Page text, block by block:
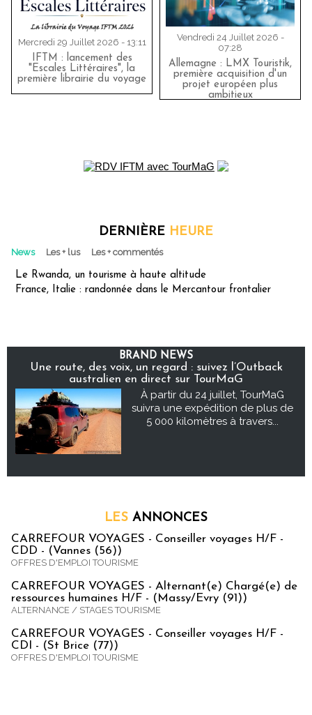
Mercredi 29 Juillet 2026 - 13:11
IFTM : lancement des
"Escales Littéraires", la
première librairie du voyage
Vendredi 24 Juillet 2026 -
07:28
Allemagne : LMX Touristik,
première acquisition d'un
projet européen plus
ambitieux
DERNIÈRE HEURE
News Les + lus Les + commentés
Le Rwanda, un tourisme à haute altitude
France, Italie : randonnée dans le Mercantour frontalier
BRAND NEWS
Une route, des voix, un regard : suivez l’Outback
australien en direct sur TourMaG
À partir du 24 juillet, TourMaG
suivra une expédition de plus de
5 000 kilomètres à travers...
LES ANNONCES
CARREFOUR VOYAGES - Conseiller voyages H/F -
CDD - (Vannes (56))
OFFRES D'EMPLOI TOURISME
CARREFOUR VOYAGES - Alternant(e) Chargé(e) de
ressources humaines H/F - (Massy/Evry (91))
ALTERNANCE / STAGES TOURISME
CARREFOUR VOYAGES - Conseiller voyages H/F -
CDI - (St Brice (77))
OFFRES D'EMPLOI TOURISME